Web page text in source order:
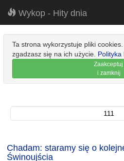
Wykop - Hity dnia
Ta strona wykorzystuje pliki
zgadzasz się na ich użycie. Polityka
Zaakceptuj
i zamknij
111
Chadam: staramy się o
Świnoujścia